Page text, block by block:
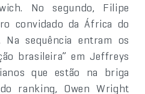
No segundo, Filipe
convidado da África do
Na sequência entram os
brasileira” em Jeffreys
que estão na briga
ranking, Owen Wright